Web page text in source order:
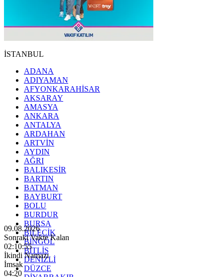
İSTANBUL
ADANA
ADIYAMAN
AFYONKARAHİSAR
AKSARAY
AMASYA
ANKARA
ANTALYA
ARDAHAN
ARTVİN
AYDIN
AĞRI
BALIKESİR
BARTIN
BATMAN
BAYBURT
BOLU
BURDUR
BURSA
BİLECİK
BİNGÖL
BİTLİS
DENİZLİ
DÜZCE
09.08.2026
Sonraki Vakte Kalan
02:10:54
İkindi Namazı
İmsak
04:20